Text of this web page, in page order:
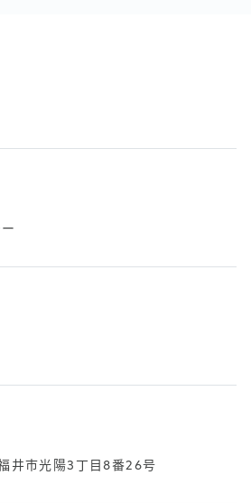
井市光陽3丁目8番26号